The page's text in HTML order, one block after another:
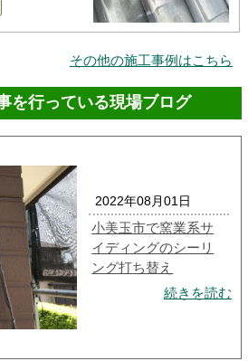
その他の施工事例はこちら
を行っている現場ブログ
2022年08月01日
小美玉市で窯業系サ
イディングのシーリ
ング打ち替え
続きを読む